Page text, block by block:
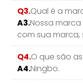
Q3.Qual é a
A3.Nossa marca
com sua marca,
Q4.O que são
A4.Ningbo.